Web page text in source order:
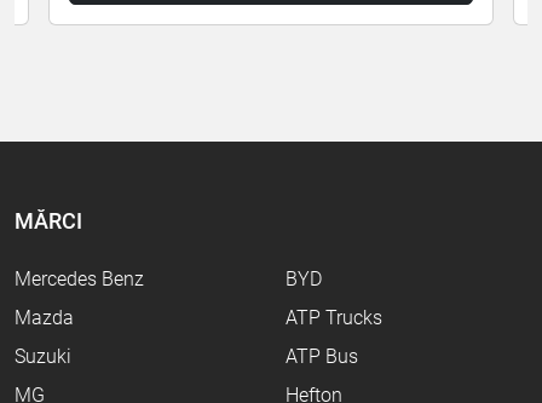
MĂRCI
Mercedes Benz
Mazda
Suzuki
MG
BYD
ATP Trucks
ATP Bus
Hefton